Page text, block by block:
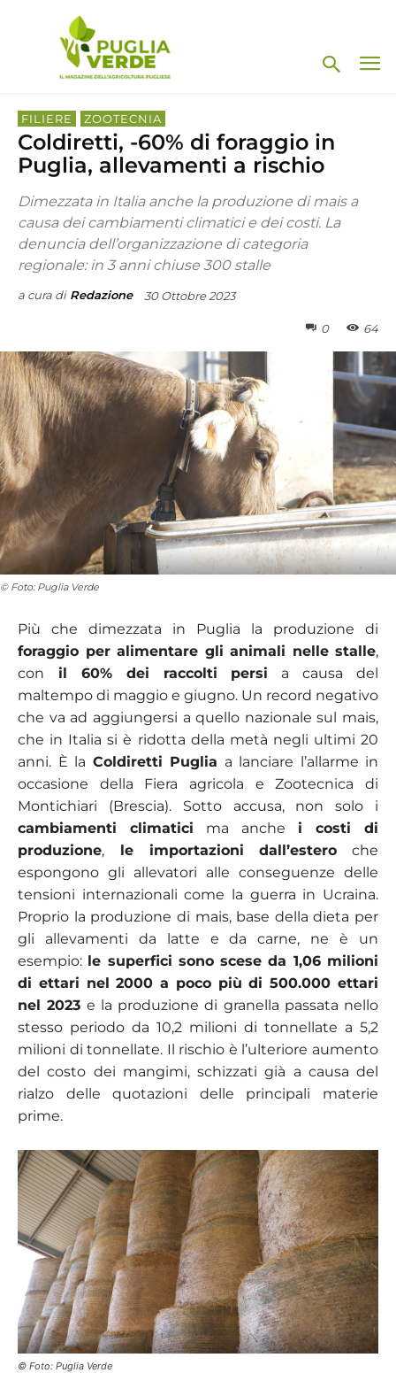
FILIERE ZOOTECNIA
Coldiretti, -60% di foraggio in
Puglia, allevamenti a rischio
Dimezzata in Italia anche la produzione di mais a
causa dei cambiamenti climatici e dei costi. La
denuncia dell’organizzazione di categoria
regionale: in 3 anni chiuse 300 stalle
a cura di Redazione 30 Ottobre 2023
0 64
© Foto: Puglia Verde
Più che dimezzata in Puglia la produzione di
foraggio per alimentare gli animali nelle stalle,
con il 60% dei raccolti persi a causa del
maltempo di maggio e giugno. Un record negativo
che va ad aggiungersi a quello nazionale sul mais,
che in Italia si è ridotta della metà negli ultimi 20
anni. È la Coldiretti Puglia a lanciare l’allarme in
occasione della Fiera agricola e Zootecnica di
Montichiari (Brescia). Sotto accusa, non solo i
cambiamenti climatici ma anche i costi di
produzione, le importazioni dall’estero che
espongono gli allevatori alle conseguenze delle
tensioni internazionali come la guerra in Ucraina.
Proprio la produzione di mais, base della dieta per
gli allevamenti da latte e da carne, ne è un
esempio: le superfici sono scese da 1,06 milioni
di ettari nel 2000 a poco più di 500.000 ettari
nel 2023 e la produzione di granella passata nello
stesso periodo da 10,2 milioni di tonnellate a 5,2
milioni di tonnellate. Il rischio è l’ulteriore aumento
del costo dei mangimi, schizzati già a causa del
rialzo delle quotazioni delle principali materie
prime.
© Foto: Puglia Verde